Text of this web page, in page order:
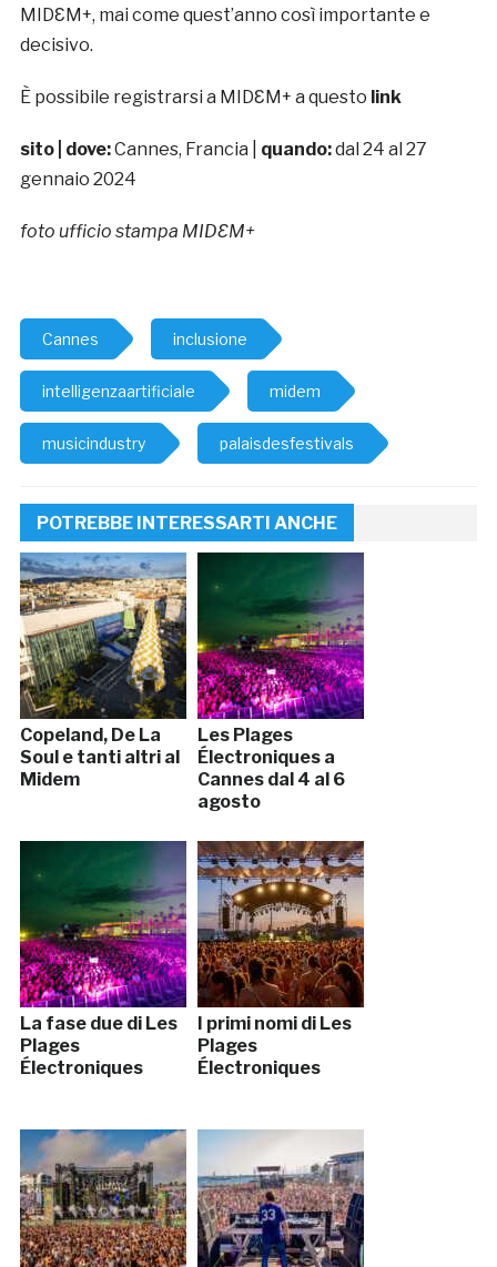
MIDƐM+, mai come quest’anno così importante e
decisivo.
È possibile registrarsi a MIDƐM+ a questo link
sito | dove:Cannes, Francia | quando:dal 24 al 27
gennaio 2024
foto ufficio stampa MIDƐM+
Cannes inclusione
intelligenzaartificiale midem
musicindustry palaisdesfestivals
POTREBBE INTERESSARTI ANCHE
Copeland, De La
Soul e tanti altri al
Midem
Les Plages
Électroniques a
Cannes dal 4 al 6
agosto
La fase due di Les
Plages
Électroniques
I primi nomi di Les
Plages
Électroniques